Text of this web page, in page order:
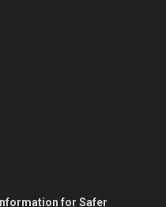
for Safer